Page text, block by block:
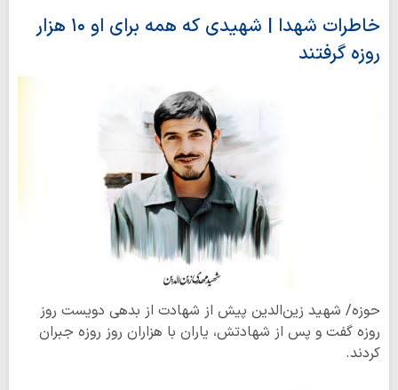
خاطرات شهدا | شهیدی که همه برای او ۱۰ هزار
روزه گرفتند
حوزه/ شهید زین‌الدین پیش از شهادت از بدهی دویست روز
روزه گفت و پس از شهادتش، یاران با هزاران روز روزه جبران
کردند.